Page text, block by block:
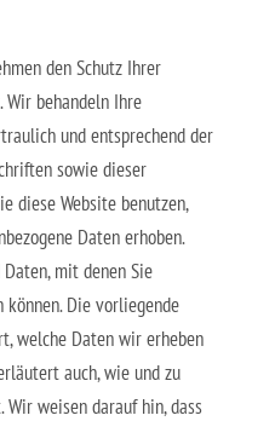
den Schutz Ihrer
Wir behandeln Ihre
und entsprechend der
sowie dieser
diese Website benutzen,
Daten erhoben.
mit denen Sie
Die vorliegende
welche Daten wir erheben
auch, wie und zu
weisen darauf hin, dass